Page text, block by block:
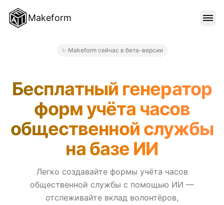
Makeform
БЛОГ
ВОЙТИ
✨ Makeform сейчас в бета-версии
Бесплатный генератор
форм учёта часов
общественной службы
на базе ИИ
Легко создавайте формы учёта часов
общественной службы с помощью ИИ —
отслеживайте вклад волонтёров,